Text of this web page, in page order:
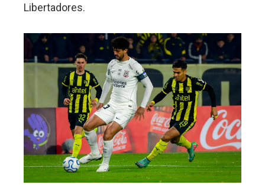
Libertadores.